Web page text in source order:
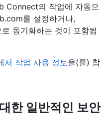
Connect의 작업에 자동으
를 설정하거나,
동기화하는 것이 포함됩
서 작업 사용 정보 을(를) 참
한 일반적인 보안